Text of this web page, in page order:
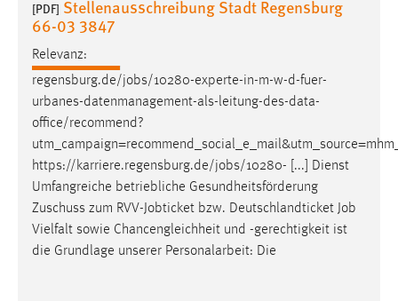
[PDF] Stellenausschreibung Stadt Regensburg
66-03 3847
Relevanz:
regensburg.de/jobs/10280-experte-in-m-w-d-fuer-
urbanes-datenmanagement-als-leitung-des-data-
office/recommend?
https://karriere.regensburg.de/jobs/10280- [...] Dienst
Umfangreiche betriebliche Gesundheitsförderung
Zuschuss zum RVV-Jobticket bzw. Deutschlandticket Job
Vielfalt sowie Chancengleichheit und -gerechtigkeit ist
die Grundlage unserer Personalarbeit: Die
Marketing Cookies werden von Drittanbietern
Sie tun dies, indem sie Besucher über Websites
hinweg verfolgen.
Google Ads
Name:
_gcl_au
Anbieter:
Google Ireland Limited